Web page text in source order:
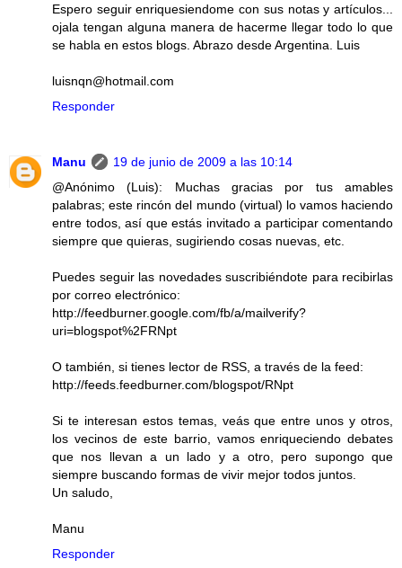
Espero seguir enriquesiendome con sus notas y artículos...
ojala tengan alguna manera de hacerme llegar todo lo que
se habla en estos blogs. Abrazo desde Argentina. Luis
luisnqn@hotmail.com
Responder
Manu
19 de junio de 2009 a las 10:14
@Anónimo (Luis): Muchas gracias por tus amables
palabras; este rincón del mundo (virtual) lo vamos haciendo
entre todos, así que estás invitado a participar comentando
siempre que quieras, sugiriendo cosas nuevas, etc.
Puedes seguir las novedades suscribiéndote para recibirlas
por correo electrónico:
http://feedburner.google.com/fb/a/mailverify?
uri=blogspot%2FRNpt
O también, si tienes lector de RSS, a través de la feed:
http://feeds.feedburner.com/blogspot/RNpt
Si te interesan estos temas, veás que entre unos y otros,
los vecinos de este barrio, vamos enriqueciendo debates
que nos llevan a un lado y a otro, pero supongo que
siempre buscando formas de vivir mejor todos juntos.
Un saludo,
Manu
Responder